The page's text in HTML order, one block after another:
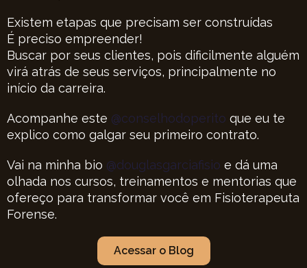
Existem etapas que precisam ser construídas
É preciso empreender!
Buscar por seus clientes, pois dificilmente alguém
virá atrás de seus serviços, principalmente no
início da carreira.
Acompanhe este @conselhodoperito que eu te
explico como galgar seu primeiro contrato.
Vai na minha bio @douglasgarciafisio e dá uma
olhada nos cursos, treinamentos e mentorias que
ofereço para transformar você em Fisioterapeuta
Forense.
Acessar o Blog